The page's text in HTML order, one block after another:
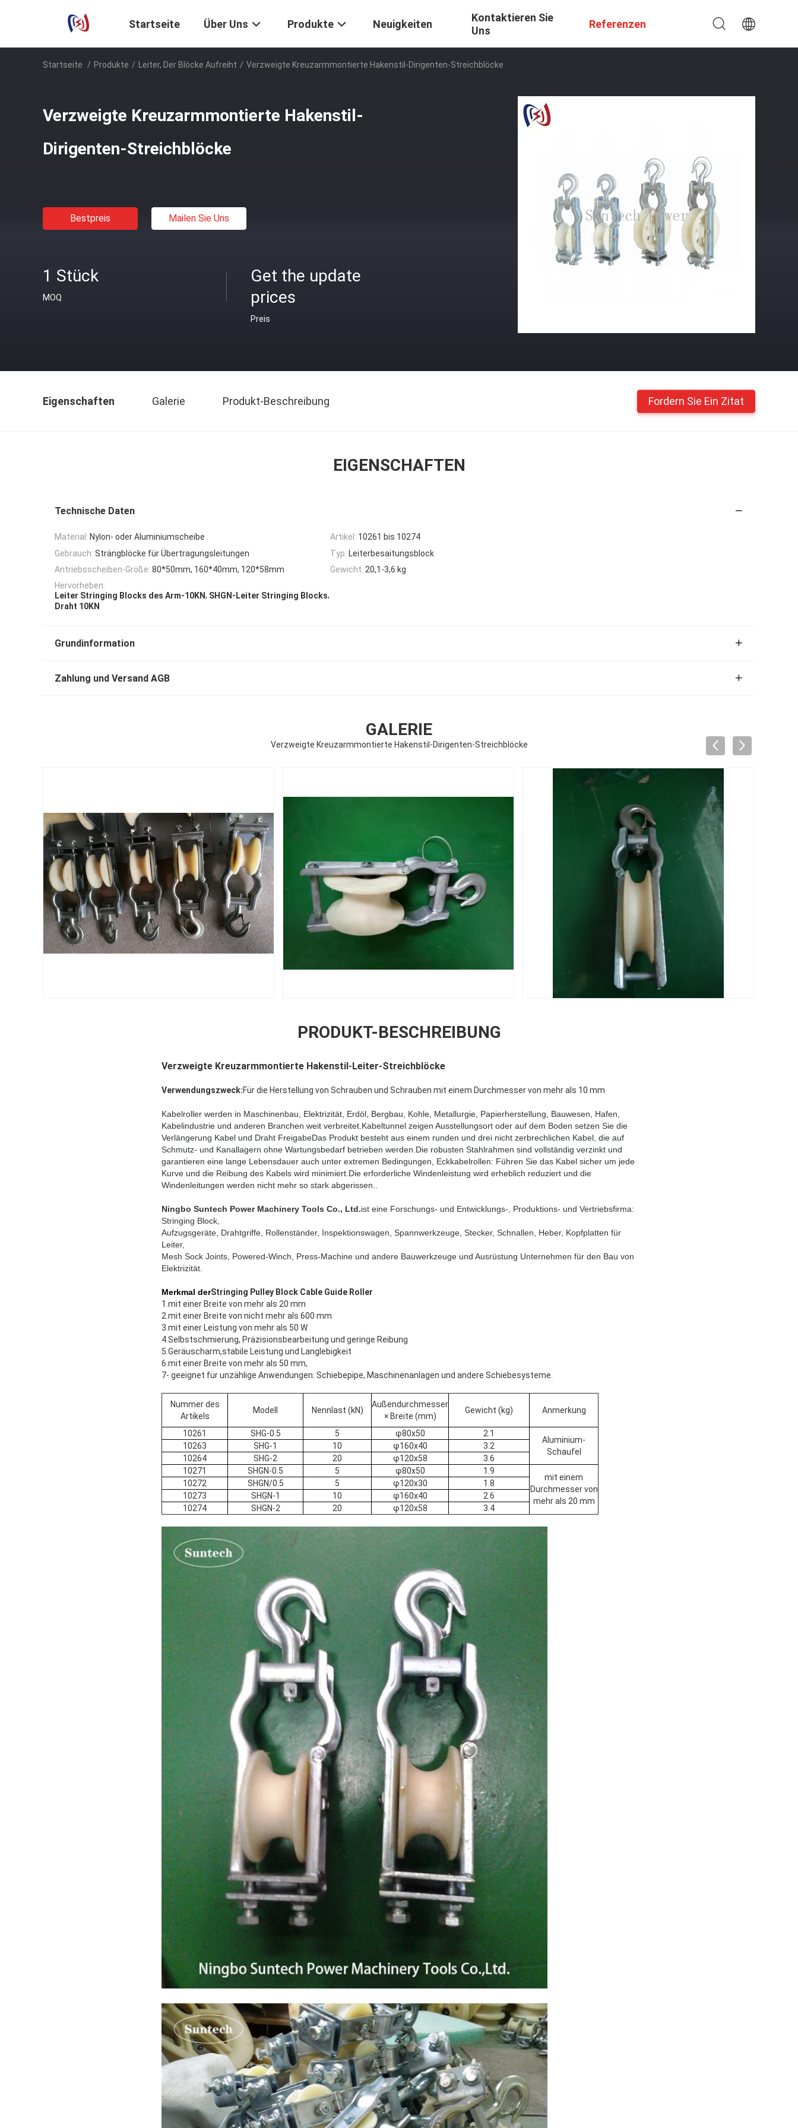
Startseite Über Uns Produkte Neuigkeiten
Kontaktieren Sie
Uns
Referenzen
Startseite / Produkte / Leiter, Der Blöcke Aufreiht / Verzweigte Kreuzarmmontierte Hakenstil-Dirigenten-Streichblöcke
Verzweigte Kreuzarmmontierte Hakenstil-
Dirigenten-Streichblöcke
Bestpreis Mailen Sie Uns
1 Stück
MOQ
Get the update
prices
Preis
Eigenschaften Galerie Produkt-Beschreibung Fordern Sie Ein Zitat
EIGENSCHAFTEN
Technische Daten
Material: Nylon- oder Aluminiumscheibe Artikel: 10261 bis 10274
Gebrauch: Strängblöcke für Übertragungsleitungen Typ: Leiterbesaitungsblock
Antriebsscheiben-Größe: 80*50mm, 160*40mm, 120*58mm Gewicht: 20,1-3,6 kg
Hervorheben:
Leiter Stringing Blocks des Arm-10KN, SHGN-Leiter Stringing Blocks,
Draht 10KN
Grundinformation
Zahlung und Versand AGB
GALERIE
Verzweigte Kreuzarmmontierte Hakenstil-Dirigenten-Streichblöcke
PRODUKT-BESCHREIBUNG
Verzweigte Kreuzarmmontierte Hakenstil-Leiter-Streichblöcke
Verwendungszweck:Für die Herstellung von Schrauben und Schrauben mit einem Durchmesser von mehr als 10 mm
Kabelroller werden in Maschinenbau, Elektrizität, Erdöl, Bergbau, Kohle, Metallurgie, Papierherstellung, Bauwesen, Hafen,
Kabelindustrie und anderen Branchen weit verbreitet.Kabeltunnel zeigen Ausstellungsort oder auf dem Boden setzen Sie die
Verlängerung Kabel und Draht FreigabeDas Produkt besteht aus einem runden und drei nicht zerbrechlichen Kabel, die auf
Schmutz- und Kanallagern ohne Wartungsbedarf betrieben werden.Die robusten Stahlrahmen sind vollständig verzinkt und
garantieren eine lange Lebensdauer auch unter extremen Bedingungen, Eckkabelrollen: Führen Sie das Kabel sicher um jede
Kurve und die Reibung des Kabels wird minimiert.Die erforderliche Windenleistung wird erheblich reduziert und die
Windenleitungen werden nicht mehr so stark abgerissen..
Ningbo Suntech Power Machinery Tools Co., Ltd.ist eine Forschungs- und Entwicklungs-, Produktions- und Vertriebsfirma:
Stringing Block,
Aufzugsgeräte, Drahtgriffe, Rollenständer, Inspektionswagen, Spannwerkzeuge, Stecker, Schnallen, Heber, Kopfplatten für
Leiter,
Mesh Sock Joints, Powered-Winch, Press-Machine und andere Bauwerkzeuge und Ausrüstung Unternehmen für den Bau von
Elektrizität.
Merkmal derStringing Pulley Block Cable Guide Roller
1. mit einer Breite von mehr als 20 mm
2. mit einer Breite von nicht mehr als 600 mm
3. mit einer Leistung von mehr als 50 W
4.Selbstschmierung, Präzisionsbearbeitung und geringe Reibung
5. Geräuscharm,stabile Leistung und Langlebigkeit
6. mit einer Breite von mehr als 50 mm,
7- geeignet für unzählige Anwendungen: Schiebepipe, Maschinenanlagen und andere Schiebesysteme.
Nummer des
Artikels
Modell Nennlast (kN)
Außendurchmesser
× Breite (mm)
Gewicht (kg) Anmerkung
10261 SHG-0.5 5 φ80x50 2.1
Aluminium-
Schaufel
10263 SHG-1 10 φ160x40
3.2
10264
SHG-2 20 φ120x58
3.6
10271
SHGN-0.5 5 φ80x50 1.9
mit einem
Durchmesser von
mehr als 20 mm
10272 SHGN/0.5 5 φ120x30
1.8
10273
SHGN-1 10 φ160x40
2.6
10274
SHGN-2 20 φ120x58 3.4